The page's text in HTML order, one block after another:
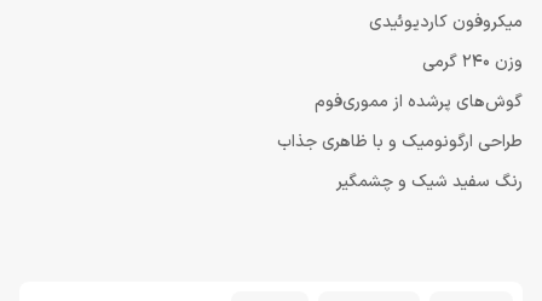
میکروفون کاردیوئیدی
وزن 240 گرمی
گوش‌های پرشده از مموری‌فوم
طراحی ارگونومیک و با ظاهری جذاب
رنگ سفید شیک و چشمگیر